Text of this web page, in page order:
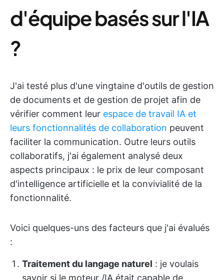
d'équipe basés sur l'IA
?
J'ai testé plus d'une vingtaine d'outils de gestion
de documents et de gestion de projet afin de
vérifier comment leur espace de travail IA et
leurs fonctionnalités de collaboration peuvent
faciliter la communication. Outre leurs outils
collaboratifs, j'ai également analysé deux
aspects principaux : le prix de leur composant
d'intelligence artificielle et la convivialité de la
fonctionnalité.
Voici quelques-uns des facteurs que j'ai évalués
:
Traitement du langage naturel : je voulais
savoir si le moteur /IA était capable de